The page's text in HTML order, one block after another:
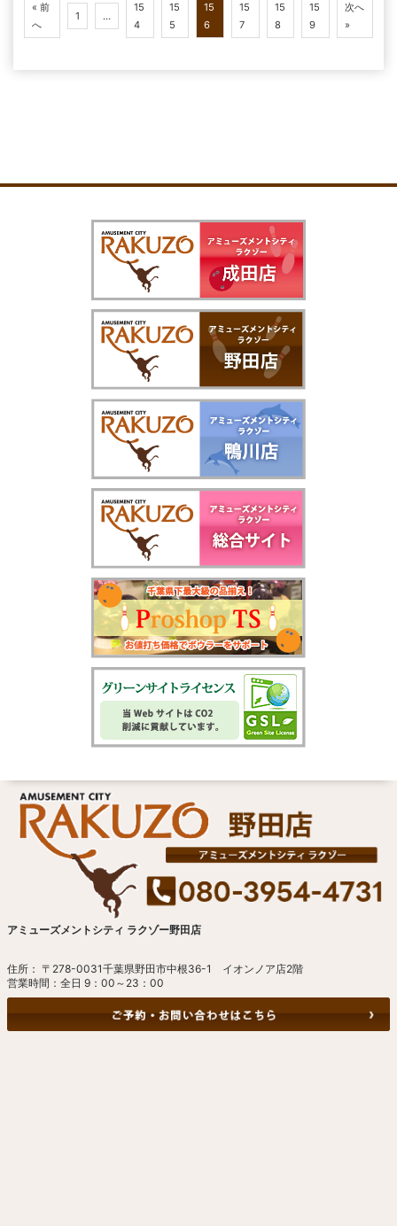
« 前
へ
1 …
15
4
15
5
15
6
15
7
15
8
15
9
次へ
»
アミューズメントシティ ラクゾー野田店
住所： 〒278-0031千葉県野田市中根36-1 イオンノア店2階
営業時間：全日 9：00～23：00